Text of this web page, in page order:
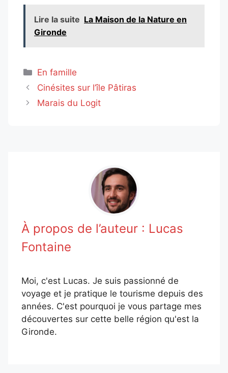
Lire la suite La Maison de la Nature en
Gironde
Catégories
En famille
Cinésites sur l’île Pâtiras
Marais du Logit
À propos de l’auteur : Lucas
Fontaine
Moi, c'est Lucas. Je suis passionné de
voyage et je pratique le tourisme depuis des
années. C'est pourquoi je vous partage mes
découvertes sur cette belle région qu'est la
Gironde.